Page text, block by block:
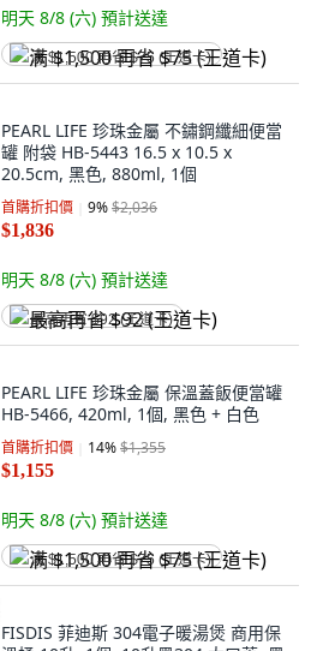
明天 8/8 (六) 預計送達
满 $1,500 再省 $75 (王道卡)
PEARL LIFE 珍珠金屬 不鏽鋼纖細便當
罐 附袋 HB-5443 16.5 x 10.5 x
20.5cm, 黑色, 880ml, 1個
首購折扣價 9%$2,036
$1,836
明天 8/8 (六) 預計送達
最高再省 $92 (王道卡)
PEARL LIFE 珍珠金屬 保溫蓋飯便當罐
HB-5466, 420ml, 1個, 黑色 + 白色
首購折扣價 14%$1,355
$1,155
明天 8/8 (六) 預計送達
满 $1,500 再省 $75 (王道卡)
FISDIS 菲迪斯 304電子暖湯煲 商用保